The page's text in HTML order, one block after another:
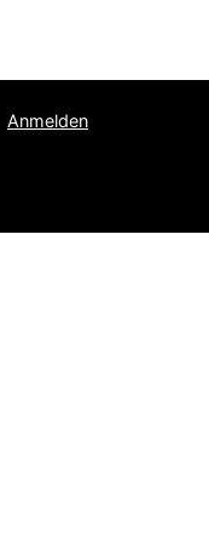
Anmelden